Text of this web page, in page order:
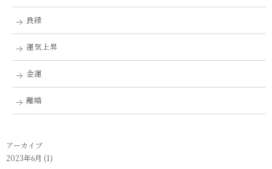
良縁
運気上昇
金運
離婚
アーカイブ
2023年6月 (1)